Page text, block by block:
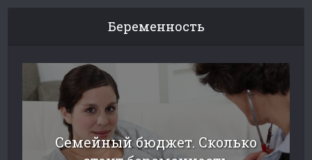
Беременность
Семейный бюджет. Сколько